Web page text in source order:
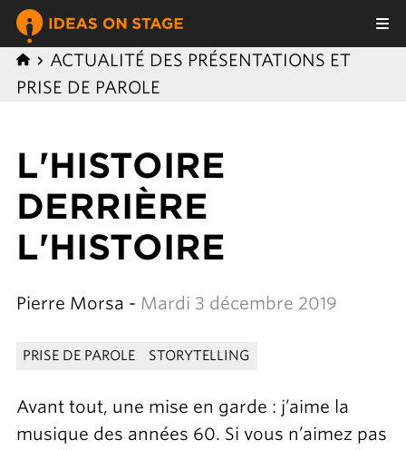
ACTUALITÉ DES PRÉSENTATIONS ET
PRISE DE PAROLE
L'HISTOIRE
DERRIÈRE
L'HISTOIRE
Pierre Morsa - Mardi 3 décembre 2019
PRISE DE PAROLE STORYTELLING
Avant tout, une mise en garde : j’aime la
musique des années 60. Si vous n’aimez pas